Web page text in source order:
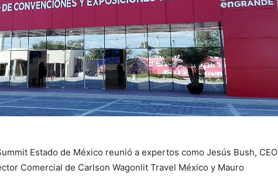
Estado de México reunió a expertos como Jesús Bush, CEO
Comercial de Carlson Wagonlit Travel México y Mauro